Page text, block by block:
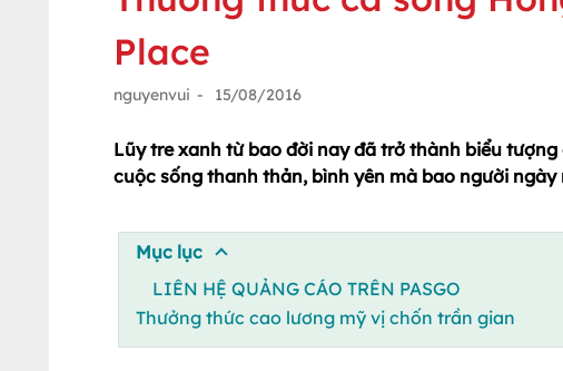
Place
nguyenvui - 15/08/2016
Lũy tre xanh từ bao đời nay đã trở thành biểu
cuộc sống thanh thản, bình yên mà bao người ngày
Mục lục
LIÊN HỆ QUẢNG CÁO TRÊN PASGO
Thưởng thức cao lương mỹ vị chốn trần gian